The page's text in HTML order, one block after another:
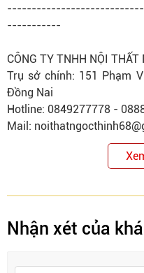
-----------
CÔNG TY TNHH NỘI THẤT
Trụ sở chính: 151 Phạm
Đồng Nai
Hotline: 0849277778 -
Mail:
Nhận xét của